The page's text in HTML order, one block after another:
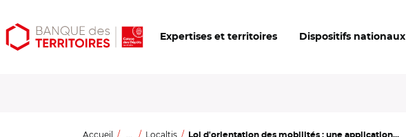
Aller
au
Aller
au
Ouvrir
les
Expertises et territoires Dispositifs nationaux
Accueil ... Localtis Loi d'orientation des mobilités : une application...